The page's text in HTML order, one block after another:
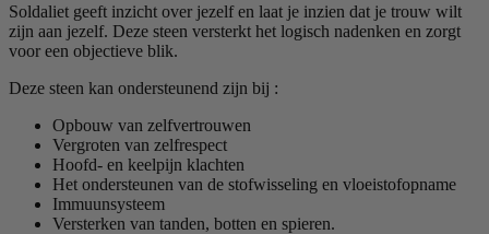
Soldaliet geeft inzicht over jezelf en laat je inzien dat je trouw wilt
zijn aan jezelf. Deze steen versterkt het logisch nadenken en zorgt
voor een objectieve blik.
Deze steen kan ondersteunend zijn bij :
Opbouw van zelfvertrouwen
Vergroten van zelfrespect
Hoofd- en keelpijn klachten
Het ondersteunen van de stofwisseling en vloeistofopname
Immuunsysteem
Versterken van tanden, botten en spieren.